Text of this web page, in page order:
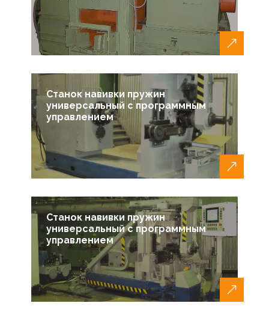
Станок навивки пружин
универсальный с программным
управлением
Станок навивки пружин
универсальный с программным
управлением